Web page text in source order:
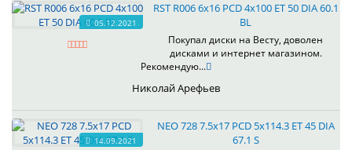
05.12.2021
RST R006 6x16 PCD 4x100 ET 50 DIA 60.1
BL
Покупал диски на Весту, доволен
дисками и интернет магазином.
Рекомендую...
Николай Арефьев
14.09.2021
NEO 728 7.5x17 PCD 5x114.3 ET 45 DIA
67.1 S